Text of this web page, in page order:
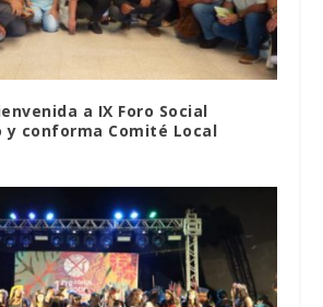
a IX Foro Social
y conforma Comité Local